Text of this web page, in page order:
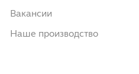
Вакансии
Наше производство